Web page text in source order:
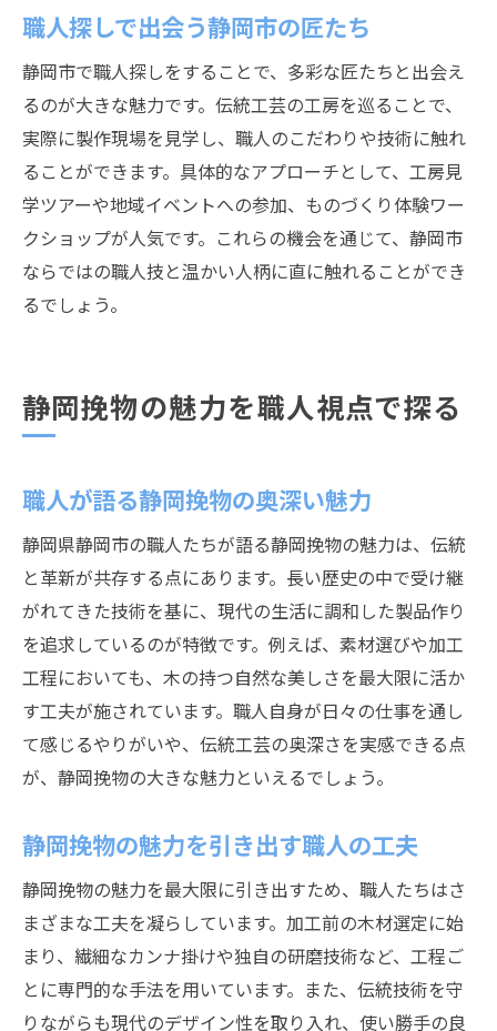
若手職人が担う静岡挽物の明日
静岡市工芸職人が描く次世代の展望
伝統と革新を繋ぐ職人の役割とは
静岡市職人の誇りが未来を形作る
職人探しで出会う静岡市の匠たち
静岡市で職人探しをすることで、多彩な匠たちと出会え
るのが大きな魅力です。伝統工芸の工房を巡ることで、
実際に製作現場を見学し、職人のこだわりや技術に触れ
ることができます。具体的なアプローチとして、工房見
学ツアーや地域イベントへの参加、ものづくり体験ワー
クショップが人気です。これらの機会を通じて、静岡市
ならではの職人技と温かい人柄に直に触れることができ
るでしょう。
静岡挽物の魅力を職人視点で探る
職人が語る静岡挽物の奥深い魅力
静岡県静岡市の職人たちが語る静岡挽物の魅力は、伝統
と革新が共存する点にあります。長い歴史の中で受け継
がれてきた技術を基に、現代の生活に調和した製品作り
を追求しているのが特徴です。例えば、素材選びや加工
工程においても、木の持つ自然な美しさを最大限に活か
す工夫が施されています。職人自身が日々の仕事を通し
て感じるやりがいや、伝統工芸の奥深さを実感できる点
が、静岡挽物の大きな魅力といえるでしょう。
静岡挽物の魅力を引き出す職人の工夫
静岡挽物の魅力を最大限に引き出すため、職人たちはさ
まざまな工夫を凝らしています。加工前の木材選定に始
まり、繊細なカンナ掛けや独自の研磨技術など、工程ご
とに専門的な手法を用いています。また、伝統技術を守
りながらも現代のデザイン性を取り入れ、使い勝手の良